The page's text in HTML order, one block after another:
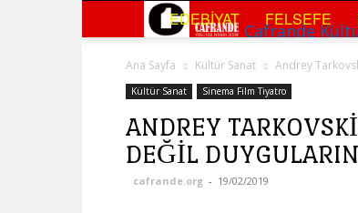
Cafrande
EDEBIYAT FELSEFE
Ana Sayfa Kültür Sanat Andrey
Kültür Sanat Sinema Film Tiyatro
ANDREY
DEĞIL
cafrande.org - 19/02/2019